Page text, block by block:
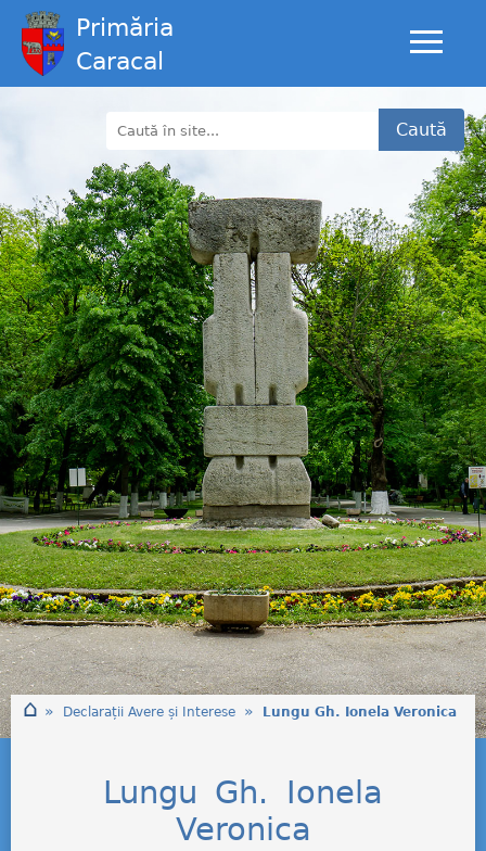
Primăria
Caracal
Caută
⌂ » Declarații Avere și Interese » Lungu Gh. Ionela Veronica
Lungu Gh. Ionela
Veronica